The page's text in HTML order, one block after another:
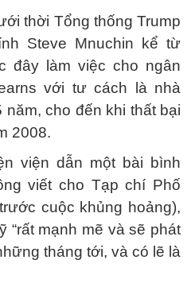
thời Tổng thống Trump
Steve Mnuchin kể từ
đây làm việc cho ngân
với tư cách là nhà
năm, cho đến khi thất bại
2008.
viện dẫn một bài bình
viết cho Tạp chí Phố
cuộc khủng hoảng),
“rất mạnh mẽ và sẽ phát
tháng tới, và có lẽ là